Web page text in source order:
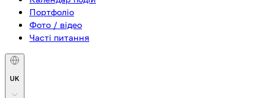
Портфоліо
Фото / відео
Часті питання
UK